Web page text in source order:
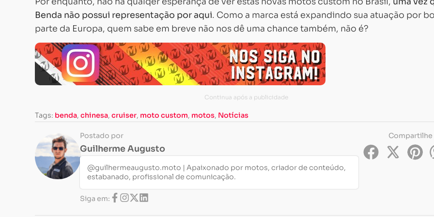
Benda não possui representação por aqui. Como a marca está expandindo sua atuação por
parte da Europa, quem sabe em breve não nos dê uma chance também, não é?
Tags: benda, chinesa, cruiser, moto custom, motos, Notícias
Postado por
Guilherme Augusto
@guilhermeaugusto.moto | Apaixonado por motos, criador de conteúdo,
estabanado, profissional de comunicação.
Siga em:
Compartilhe